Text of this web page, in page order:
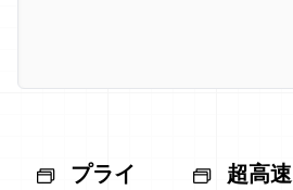
プライ
超高速